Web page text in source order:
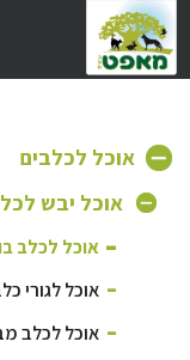
אוכל לכלבים
אוכל יבש לכלבים
אוכל לכלב בוגר
אוכל לגורי כלבים
אוכל לכלב מבוגר